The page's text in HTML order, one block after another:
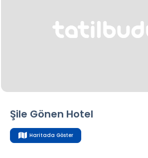
Şile Gönen Hotel
Haritada Göster